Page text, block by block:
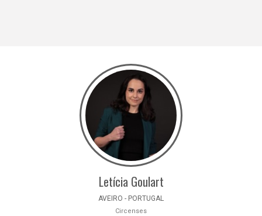
Letícia Goulart
AVEIRO - PORTUGAL
Circenses